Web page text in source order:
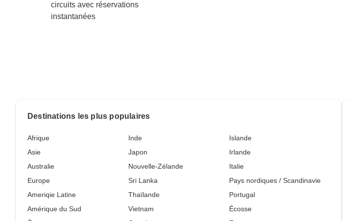
circuits avec réservations
instantanées
Destinations les plus populaires
Afrique
Asie
Australie
Europe
Ameriqie Latine
Amérique du Sud
Inde
Japon
Nouvelle-Zélande
Sri Lanka
Thaïlande
Vietnam
Islande
Irlande
Italie
Pays nordiques / Scandinavie
Portugal
Écosse